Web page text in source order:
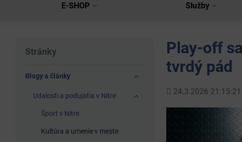
E-SHOP Služby
Play-off
tvrdý pád
Pridané
24.3.2026 21:15:21
Stránky
Blogy a články
Udalosti a podujatia v Nitre
Šport v Nitre
Kultúra a umenie v meste